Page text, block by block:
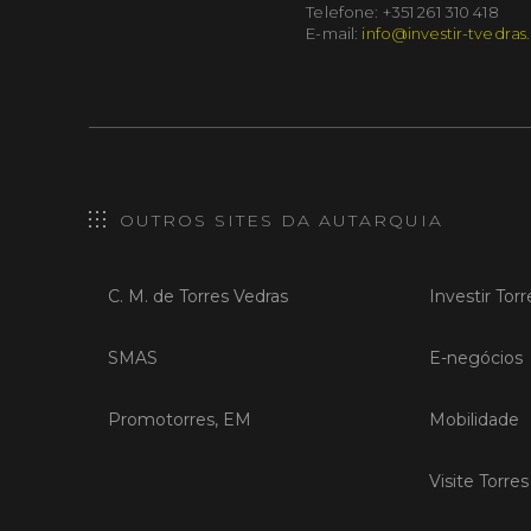
Telefone: +351 261 310 418
E-mail: info@investir-
OUTROS SITES DA AUTARQUIA
C. M. de Torres Vedras
SMAS
Promotorres, EM
Investir
E-negócios
Mobilidade
Visite